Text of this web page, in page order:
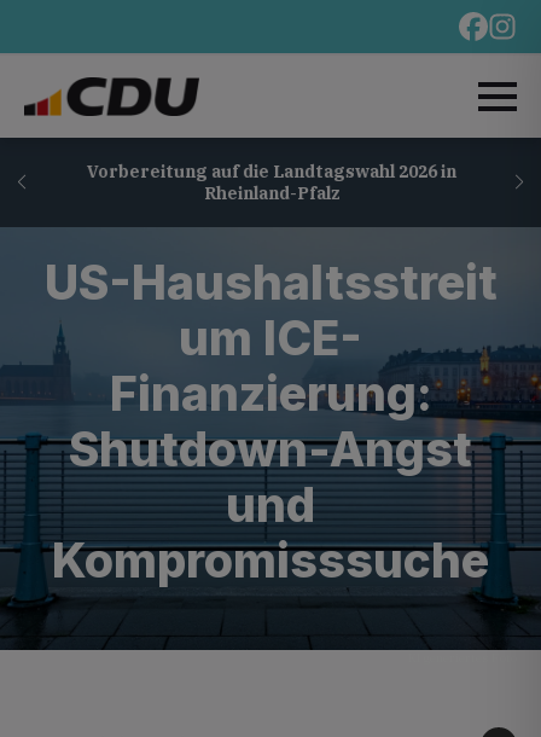
Vorbereitung auf die Landtagswahl 2026 in
Rheinland-Pfalz
US-Haushaltsstreit
um ICE-
Finanzierung:
Shutdown-Angst
und
Kompromisssuche